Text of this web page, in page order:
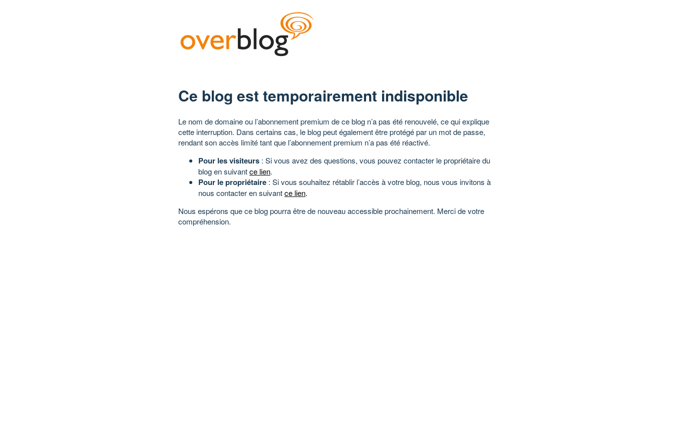
Ce blog est temporairement indisponible
Le nom de domaine ou l’abonnement premium de ce blog n’a pas été renouvelé, ce qui explique
cette interruption. Dans certains cas, le blog peut également être protégé par un mot de passe,
rendant son accès limité tant que l’abonnement premium n’a pas été réactivé.
Pour les visiteurs : Si vous avez des questions, vous pouvez contacter le propriétaire du
blog en suivantce lien.
Pour le propriétaire : Si vous souhaitez rétablir l’accès à votre blog, nous vous invitons à
nous contacter en suivantce lien.
Nous espérons que ce blog pourra être de nouveau accessible prochainement. Merci de votre
compréhension.